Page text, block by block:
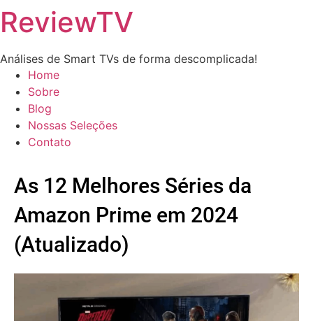
ReviewTV
Análises de Smart TVs de forma descomplicada!
Home
Sobre
Blog
Nossas Seleções
Contato
As 12 Melhores Séries da
Amazon Prime em 2024
(Atualizado)